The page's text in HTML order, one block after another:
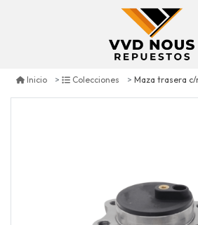
Inicio Colecciones Maza trasera c/rodamiento